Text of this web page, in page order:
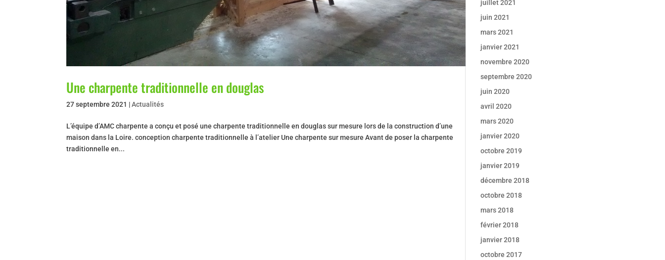
Une charpente traditionnelle en douglas
27 septembre 2021 |Actualités
L’équipe d’AMC charpente a conçu et posé une charpente traditionnelle en douglas sur mesure lors de la construction d’une
maison dans la Loire. conception charpente traditionnelle à l’atelier Une charpente sur mesure Avant de poser la charpente
traditionnelle en...
juillet 2021
juin 2021
mars 2021
janvier 2021
novembre 2020
septembre 2020
juin 2020
avril 2020
mars 2020
janvier 2020
octobre 2019
janvier 2019
décembre 2018
octobre 2018
mars 2018
février 2018
janvier 2018
octobre 2017